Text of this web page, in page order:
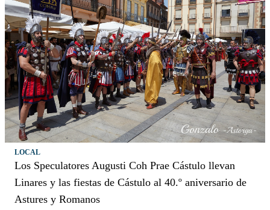
LOCAL
Los Speculatores Augusti Coh Prae Cástulo llevan
Linares y las fiestas de Cástulo al 40.º aniversario de
Astures y Romanos